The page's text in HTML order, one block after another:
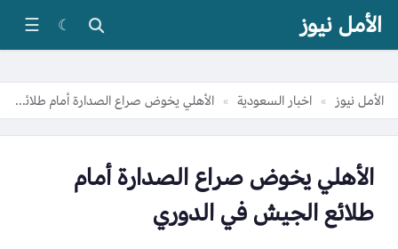
الأمل نيوز ☾
☰
الأمل نيوز » اخبار السعودية » الأهلي يخوض صراع الصدارة أمام طلائع الجيش في الدوري
الأهلي يخوض صراع الصدارة أمام
طلائع الجيش في الدوري